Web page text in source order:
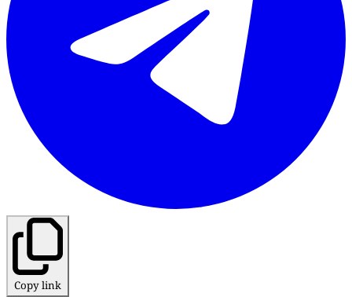
Copy link